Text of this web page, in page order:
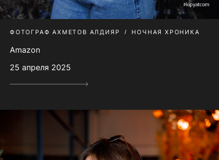
ФОТОГРАФ АХМЕТОВ АЛДИЯР НОЧНАЯ ХРОНИКА
Amazon
25 апреля 2025